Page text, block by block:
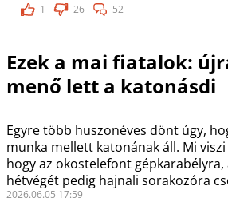
1
26 52
Ezek a mai fiatalok:
menő lett a katonásdi
Egyre több huszonéves dönt úgy,
munka mellett katonának áll. Mi
hogy az okostelefont gépkarabélyra,
hétvégét pedig hajnali sorakozóra
2026.06.05 17:59